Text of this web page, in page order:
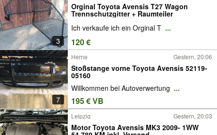
3
Orginal Toyota Avensis T27 Wagon
Trennschutzgitter + Raumteiler
Ich verkaufe ich ein Orginal T ...
120 €
7
Herne Gestern, 20:06
Stoßstange vorne Toyota Avensis 52119-
05160
Willkommen bei Autoverwertung ...
195 € VB
Leipzig Gestern, 20:03
Motor Toyota Avensis MK3 2009- 1WW